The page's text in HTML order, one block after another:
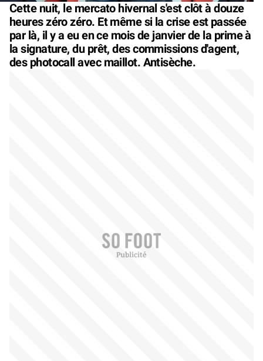
Cette nuit, le mercato hivernal s'est clôt à douze
heures zéro zéro. Et même si la crise est passée
par là, il y a eu en ce mois de janvier de la prime à
la signature, du prêt, des commissions d'agent,
des photocall avec maillot. Antisèche.